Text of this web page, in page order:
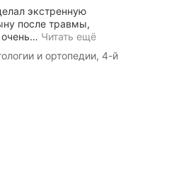
экстренную
после травмы,
… Читать ещё
и ортопедии, 4-й